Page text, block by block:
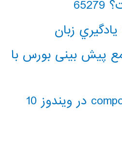
زبان
پیش بینی بورس با